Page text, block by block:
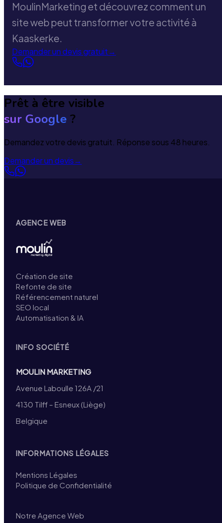
MoulinMarketing et découvrez comment un
site web peut transformer votre activité à
Kaaskerke.
Demander un devis gratuit→
Prêt à être visible
sur Google ?
Demandez votre devis gratuit. Réponse sous 48 heures.
Demander un devis→
AGENCE WEB
Création de site
Refonte de site
Référencement naturel
SEO local
Automatisation & IA
INFO SOCIÉTÉ
MOULIN MARKETING
Avenue Laboulle 126A /21
4130 Tilff – Esneux (Liège)
Belgique
INFORMATIONS LÉGALES
Mentions Légales
Politique de Confidentialité
Notre Agence Web